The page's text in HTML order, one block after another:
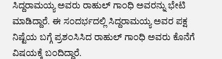
ಸಿದ್ದರಾಮಯ್ಯ ಅವರು ರಾಹುಲ್ ಗಾಂಧಿ ಅವರನ್ನು ಭೇಟಿ
ಮಾಡಿದ್ದಾರೆ. ಈ ಸಂದರ್ಭದಲ್ಲಿ ಸಿದ್ದರಾಮಯ್ಯ ಅವರ ಪಕ್ಷ
ನಿಷ್ಟೆಯ ಬಗ್ಗೆ ಪ್ರಶಂಸಿಸಿದ ರಾಹುಲ್ ಗಾಂಧಿ ಅವರು ಕೊನೆಗೆ
ವಿಷಯಕ್ಕೆ ಬಂದಿದ್ದಾರೆ.